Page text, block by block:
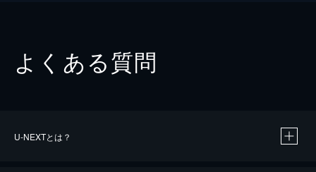
よくある質問
U-NEXTとは？